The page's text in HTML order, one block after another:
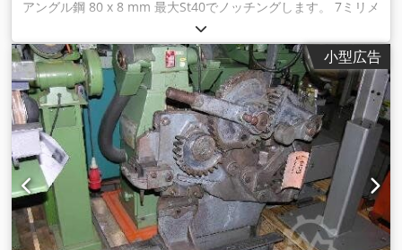
アングル鋼 80 x 8 mm 最大St40でノッチングします。 7ミリメ
ートル 垂直せん断機の切断力350kN パンチ力190kN 金切りば
さみ：平らな材料 100 x 11 mm 金属用はさみ: ナイフの長さ約
175ミリメートル 総電力要件 1.5 kW Dodowm Rmnepfx
Afzsck 機械重量約0.5トン 機械寸法 L x W x H 1.0 x 0.5 x 1.5
m
小型広告